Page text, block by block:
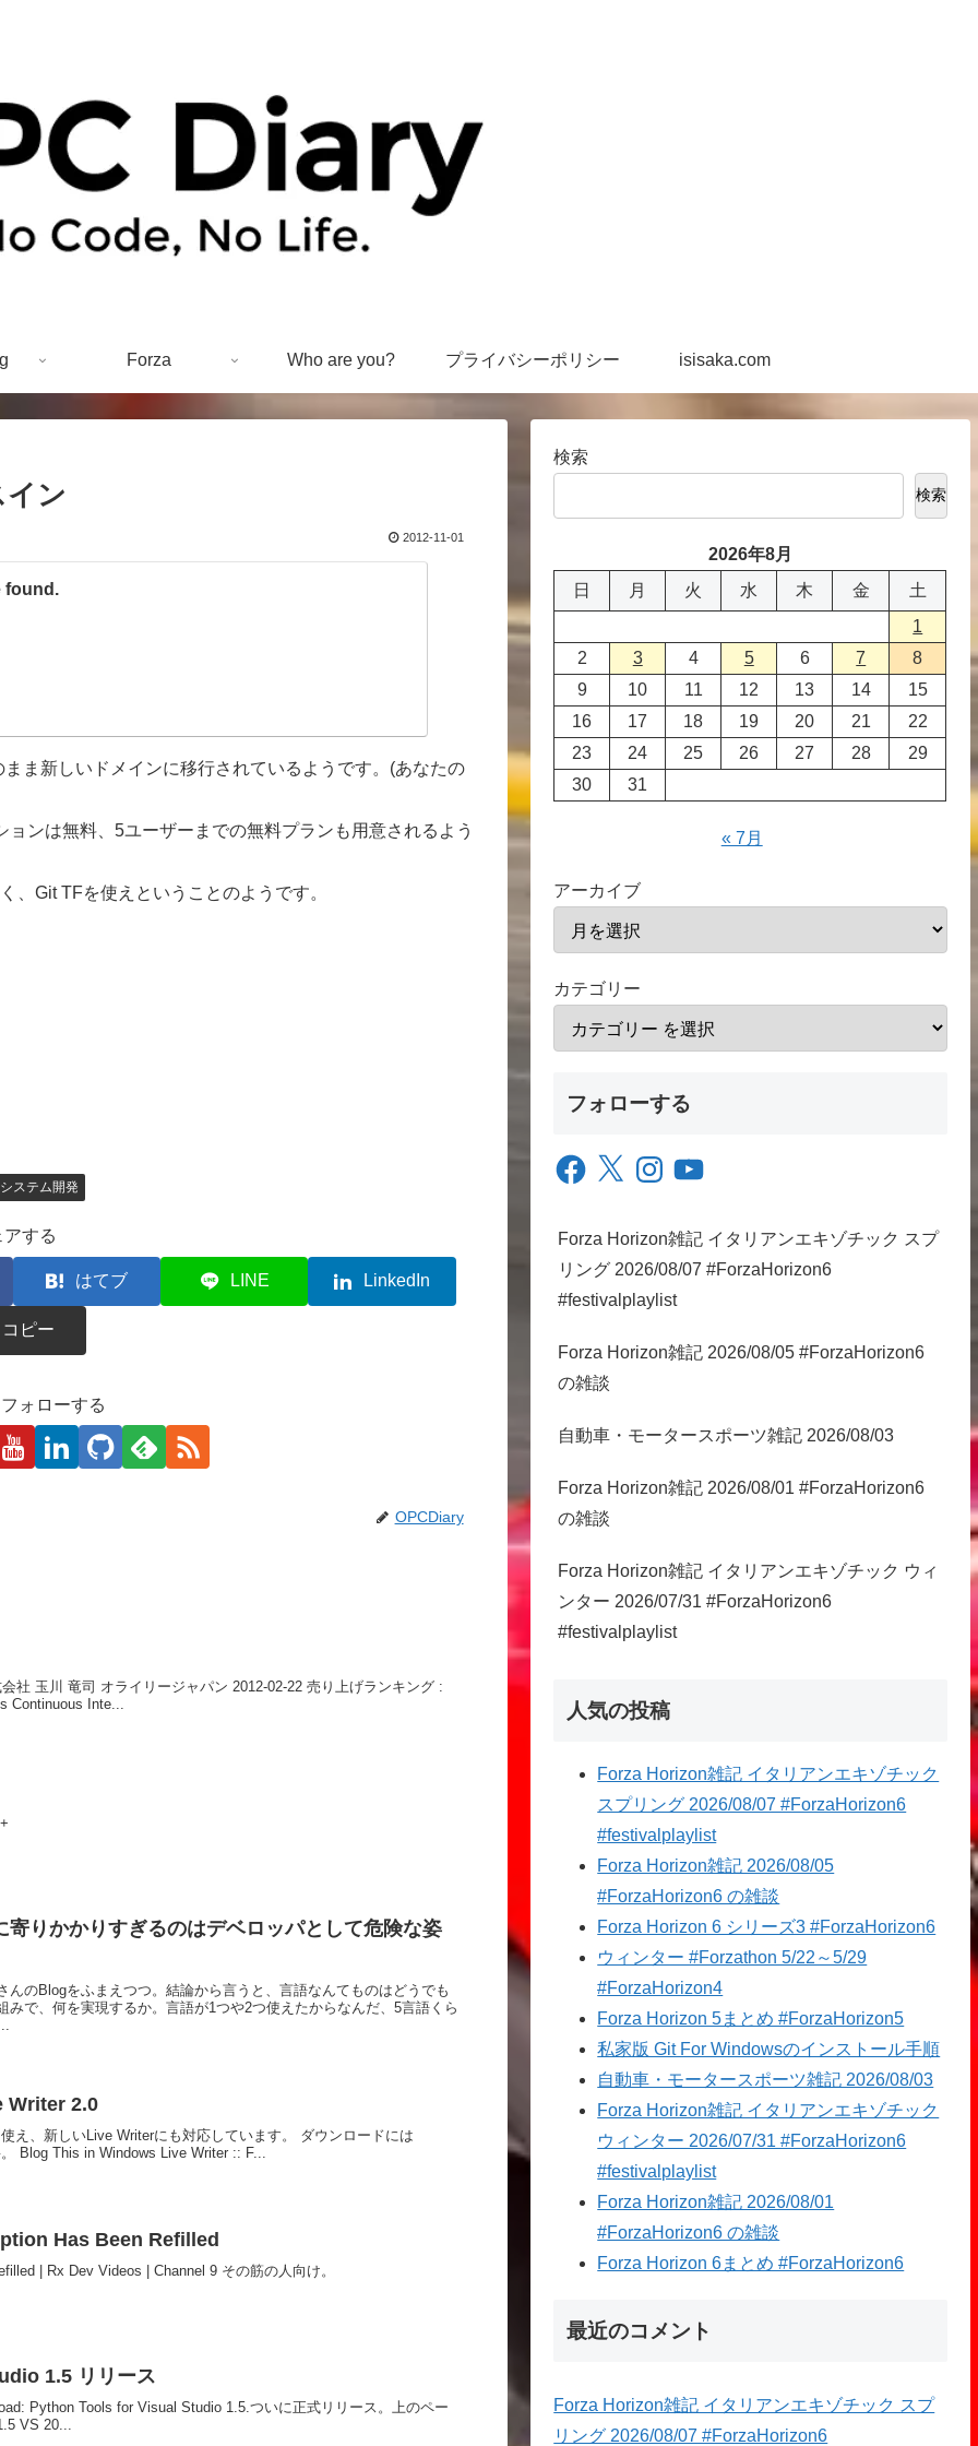
Forza Who are you? プライバシーポリシー isisaka.com
ン
2012-11-01
found.
ま新しいドメインに移行されているようです。(あなたの
ンは無料、5ユーザーまでの無料プランも用意されるよう
、Git TFを使えということのようです。
ステム開発
する
はてブ LINE LinkedIn
コピー
ォローする
OPCDiary
社 玉川 竜司 オライリージャパン 2012-02-22 売り上げランキング :
Continuous Inte...
りかかりすぎるのはデベロッパとして危険な姿
んのBlogをふまえつつ。結論から言うと、言語なんてものはどうでも
で、何を実現するか。言語が1つや2つ使えたからなんだ、5言語くら
Writer 2.0
え、新しいLive Writerにも対応しています。 ダウンロードには
Blog This in Windows Live Writer :: F...
Has Been Refilled
| Rx Dev Videos | Channel 9 その筋の人向け。
1.5 リリース
Python Tools for Visual Studio 1.5.ついに正式リリース。上のペー
VS 20...
検索
検索
2026年8月
日
月 火 水 木 金
土
1
2
3 4 5 6 7
8
9
10 11 12 13 14
15
16
17 18 19 20 21
22
23
24 25 26 27 28
29
30
31
« 7月
アーカイブ
カテゴリー
フォローする
Facebook
X InstagramYouTube
Forza Horizon雑記 イタリアンエキゾチック スプ
リング 2026/08/07 #ForzaHorizon6
#festivalplaylist
Forza Horizon雑記 2026/08/05 #ForzaHorizon6
の雑談
自動車・モータースポーツ雑記 2026/08/03
Forza Horizon雑記 2026/08/01 #ForzaHorizon6
の雑談
Forza Horizon雑記 イタリアンエキゾチック ウィ
ンター 2026/07/31 #ForzaHorizon6
#festivalplaylist
人気の投稿
Forza Horizon雑記 イタリアンエキゾチック
スプリング 2026/08/07 #ForzaHorizon6
#festivalplaylist
Forza Horizon雑記 2026/08/05
#ForzaHorizon6 の雑談
Forza Horizon 6 シリーズ3 #ForzaHorizon6
ウィンター #Forzathon 5/22～5/29
#ForzaHorizon4
Forza Horizon 5まとめ #ForzaHorizon5
私家版 Git For Windowsのインストール手順
自動車・モータースポーツ雑記 2026/08/03
Forza Horizon雑記 イタリアンエキゾチック
ウィンター 2026/07/31 #ForzaHorizon6
#festivalplaylist
Forza Horizon雑記 2026/08/01
#ForzaHorizon6 の雑談
Forza Horizon 6まとめ #ForzaHorizon6
最近のコメント
Forza Horizon雑記 イタリアンエキゾチック スプ
リング 2026/08/07 #ForzaHorizon6